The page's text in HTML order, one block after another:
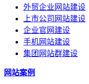
外贸企业网站建设
上市公司网站建设
企业官网建设
手机网站建设
集团网站群建设
网站案例